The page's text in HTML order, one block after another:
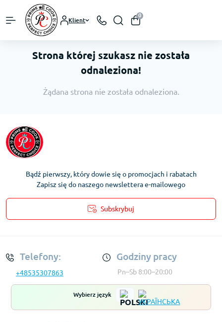
Klient
0
Strona której szukasz nie została
odnaleziona!
Żądana strona nie została odnaleziona.
Bądź pierwszy, który dowie się o promocjach i rabatach
Zapisz się do naszego newslettera e-mailowego
Subskrybuj
Telefony:
+48535307863
Godziny pracy
Pn–Sb 8:00–20:00
Wybierz język